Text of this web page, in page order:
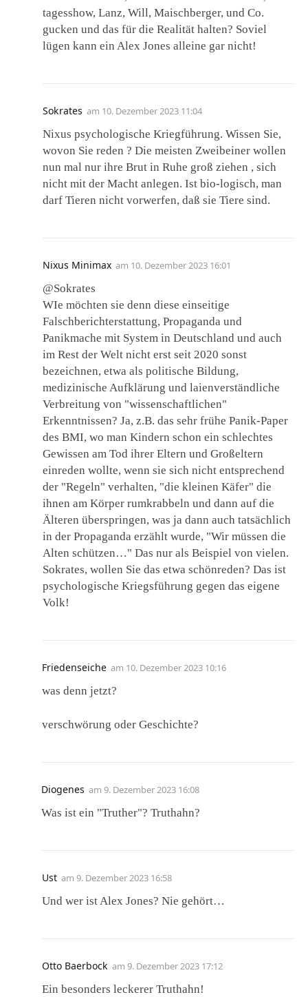
tagesshow, Lanz, Will, Maischberger, und Co.
gucken und das für die Realität halten? Soviel
lügen kann ein Alex Jones alleine gar nicht!
Sokrates am 10. Dezember 2023 11:04
Nixus psychologische Kriegführung. Wissen Sie,
wovon Sie reden ? Die meisten Zweibeiner wollen
nun mal nur ihre Brut in Ruhe groß ziehen , sich
nicht mit der Macht anlegen. Ist bio-logisch, man
darf Tieren nicht vorwerfen, daß sie Tiere sind.
Nixus Minimax am 10. Dezember 2023 16:01
@Sokrates
WIe möchten sie denn diese einseitige
Falschberichterstattung, Propaganda und
Panikmache mit System in Deutschland und auch
im Rest der Welt nicht erst seit 2020 sonst
bezeichnen, etwa als politische Bildung,
medizinische Aufklärung und laienverständliche
Verbreitung von "wissenschaftlichen"
Erkenntnissen? Ja, z.B. das sehr frühe Panik-Paper
des BMI, wo man Kindern schon ein schlechtes
Gewissen am Tod ihrer Eltern und Großeltern
einreden wollte, wenn sie sich nicht entsprechend
der "Regeln" verhalten, "die kleinen Käfer" die
ihnen am Körper rumkrabbeln und dann auf die
Älteren überspringen, was ja dann auch tatsächlich
in der Propaganda erzählt wurde, "Wir müssen die
Alten schützen…" Das nur als Beispiel von vielen.
Sokrates, wollen Sie das etwa schönreden? Das ist
psychologische Kriegsführung gegen das eigene
Volk!
Friedenseiche am 10. Dezember 2023 10:16
was denn jetzt?
verschwörung oder Geschichte?
Diogenes am 9. Dezember 2023 16:08
Was ist ein "Truther"? Truthahn?
Ust am 9. Dezember 2023 16:58
Und wer ist Alex Jones? Nie gehört…
Otto Baerbock am 9. Dezember 2023 17:12
Ein besonders leckerer Truthahn!